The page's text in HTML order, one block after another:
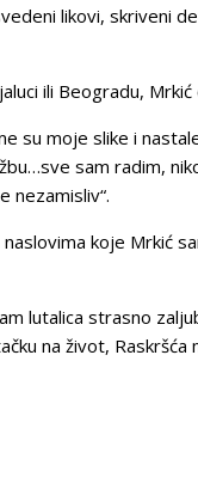
likovi, skriveni
ili Beogradu, Mrkić
su moje slike i
sam radim,
nezamisliv“.
koje Mrkić
lutalica strasno
na život, Raskršća